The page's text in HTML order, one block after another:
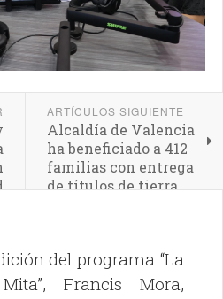
ARTÍCULOS SIGUIENTE
Alcaldía de Valencia
ha beneficiado a 412
familias con entrega
de títulos de tierra
del programa “La
Francis Mora,